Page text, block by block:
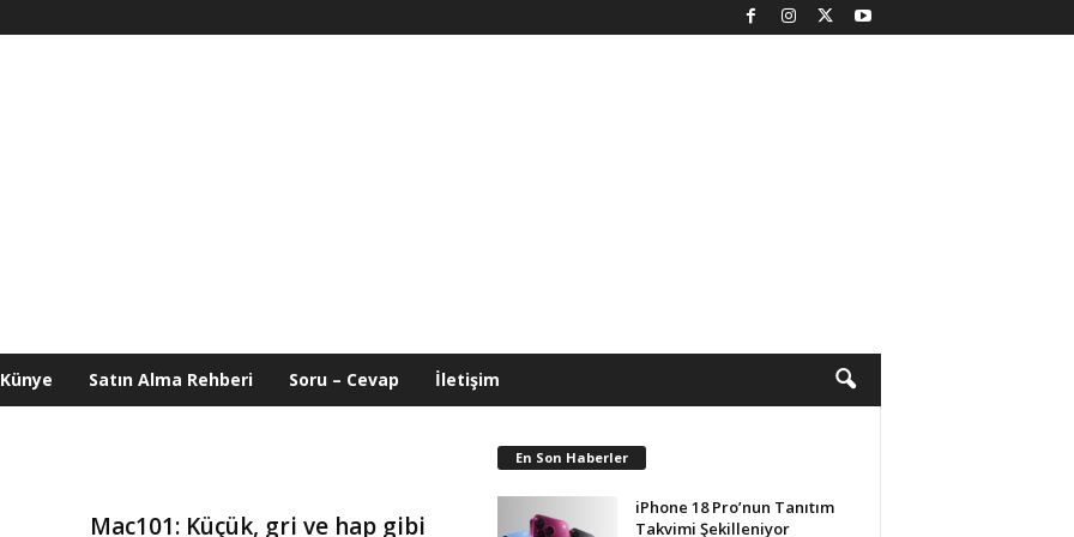
Künye Satın Alma Rehberi Soru – Cevap İletişim
Mac101: Küçük, gri ve hap gibi
En Son Haberler
iPhone 18 Pro’nun Tanıtım
Takvimi Şekilleniyor